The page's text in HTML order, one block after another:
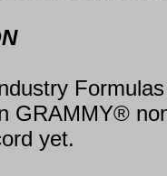
GRAMMY®
yet.